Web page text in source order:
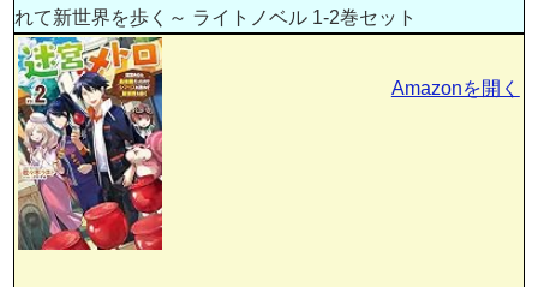
れて新世界を歩く～ ライトノベル 1-2巻セット
Amazonを開く